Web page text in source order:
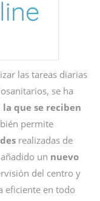
las tareas diarias
se ha
que se reciben
permite
realizadas de
un nuevo
del centro y
eficiente en todo